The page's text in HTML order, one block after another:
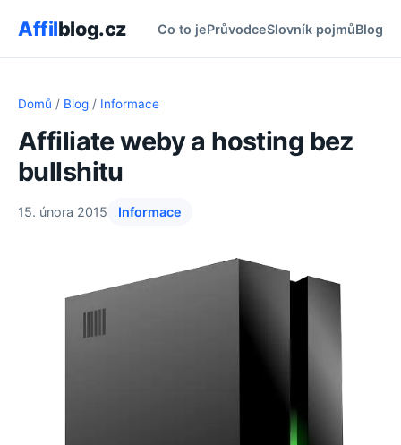
Affilblog.cz Co to jePrůvodceSlovník pojmůBlog
Domů / Blog / Informace
Affiliate weby a hosting bez
bullshitu
15. února 2015 Informace